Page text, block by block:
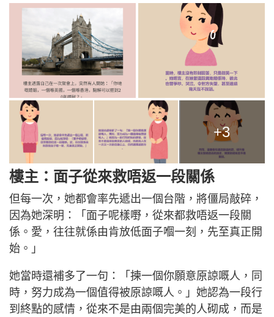
+3
樓主：面子從來救唔返一段關係
但每一次，她都會率先遞出一個台階，將僵局敲碎，
因為她深明：「面子呢樣嘢，從來都救唔返一段關
係。愛，往往就係由肯放低面子嗰一刻，先至真正開
始。」
她當時還補多了一句：「揀一個你願意原諒嘅人，同
時，努力成為一個值得被原諒嘅人。」她認為一段行
到終點的感情，從來不是由兩個完美的人砌成，而是